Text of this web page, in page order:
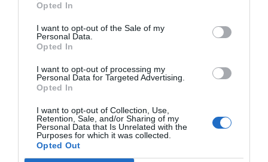
Opted In
I want to opt-out of the Sale of my
Personal Data.
Opted In
I want to opt-out of processing my
Personal Data for Targeted Advertising.
Opted In
I want to opt-out of Collection, Use,
Retention, Sale, and/or Sharing of my
Personal Data that Is Unrelated with the
Purposes for which it was collected.
Opted Out